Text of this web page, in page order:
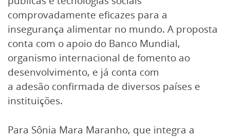
comprovadamente eficazes para a
insegurança alimentar no mundo. A proposta
conta com o apoio do Banco Mundial,
organismo internacional de fomento ao
desenvolvimento, e já conta com
a adesão confirmada de diversos países e
instituições.
Para Sônia Mara Maranho, que integra a